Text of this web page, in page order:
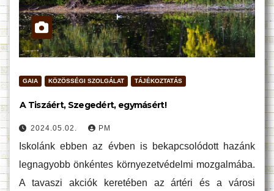
GAIA KÖZÖSSÉGI SZOLGÁLAT TÁJÉKOZTATÁS
A Tiszáért, Szegedért, egymásért!
2024.05.02. PM
Iskolánk ebben az évben is bekapcsolódott hazánk
legnagyobb önkéntes környezetvédelmi mozgalmába.
A tavaszi akciók keretében az ártéri és a városi